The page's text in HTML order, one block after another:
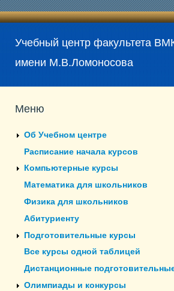
Учебный центр факультета
имени М.В.Ломоносова
Меню
Об Учебном центре
Расписание начала курсов
Компьютерные курсы
Математика для школьников
Физика для школьников
Абитуриенту
Подготовительные курсы
Все курсы одной таблицей
Дистанционные
Олимпиады и конкурсы